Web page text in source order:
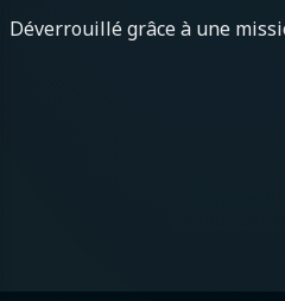
Déverrouillé grâce à une